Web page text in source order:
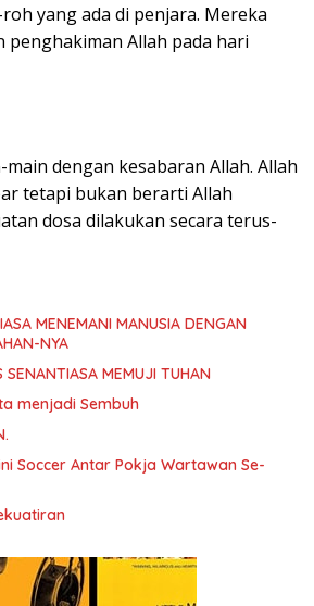
yang ada di penjara. Mereka
penghakiman Allah pada hari
dengan kesabaran Allah. Allah
tetapi bukan berarti Allah
dosa dilakukan secara terus-
MENEMANI MANUSIA DENGAN
NYA
SENANTIASA MEMUJI TUHAN
menjadi Sembuh
Soccer Antar Pokja Wartawan Se-